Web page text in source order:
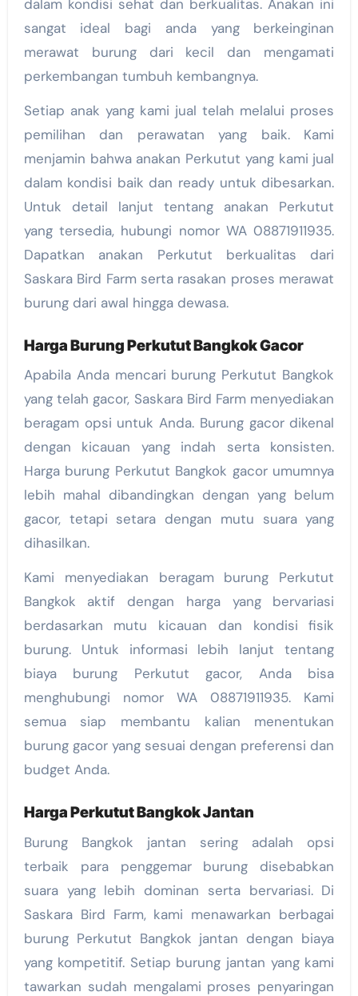
dalam kondisi sehat dan berkualitas. Anakan ini
sangat ideal bagi anda yang berkeinginan
merawat burung dari kecil dan mengamati
perkembangan tumbuh kembangnya.
Setiap anak yang kami jual telah melalui proses
pemilihan dan perawatan yang baik. Kami
menjamin bahwa anakan Perkutut yang kami jual
dalam kondisi baik dan ready untuk dibesarkan.
Untuk detail lanjut tentang anakan Perkutut
yang tersedia, hubungi nomor WA 08871911935.
Dapatkan anakan Perkutut berkualitas dari
Saskara Bird Farm serta rasakan proses merawat
burung dari awal hingga dewasa.
Harga Burung Perkutut Bangkok Gacor
Apabila Anda mencari burung Perkutut Bangkok
yang telah gacor, Saskara Bird Farm menyediakan
beragam opsi untuk Anda. Burung gacor dikenal
dengan kicauan yang indah serta konsisten.
Harga burung Perkutut Bangkok gacor umumnya
lebih mahal dibandingkan dengan yang belum
gacor, tetapi setara dengan mutu suara yang
dihasilkan.
Kami menyediakan beragam burung Perkutut
Bangkok aktif dengan harga yang bervariasi
berdasarkan mutu kicauan dan kondisi fisik
burung. Untuk informasi lebih lanjut tentang
biaya burung Perkutut gacor, Anda bisa
menghubungi nomor WA 08871911935. Kami
semua siap membantu kalian menentukan
burung gacor yang sesuai dengan preferensi dan
budget Anda.
Harga Perkutut Bangkok Jantan
Burung Bangkok jantan sering adalah opsi
terbaik para penggemar burung disebabkan
suara yang lebih dominan serta bervariasi. Di
Saskara Bird Farm, kami menawarkan berbagai
burung Perkutut Bangkok jantan dengan biaya
yang kompetitif. Setiap burung jantan yang kami
tawarkan sudah mengalami proses penyaringan